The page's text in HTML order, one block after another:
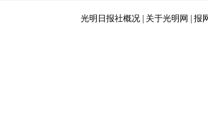
光明日报社概况 关于光明网 报